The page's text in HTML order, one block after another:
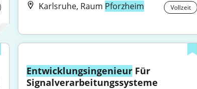
Karlsruhe, Raum Pforzheim Vollzeit
Entwicklungsingenieur Für
Signalverarbeitungssysteme